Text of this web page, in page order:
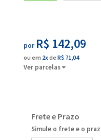
por R$ 142,09
ou em 2xde R$ 71,04
Ver parcelas
Frete e Prazo
Simule o frete e o